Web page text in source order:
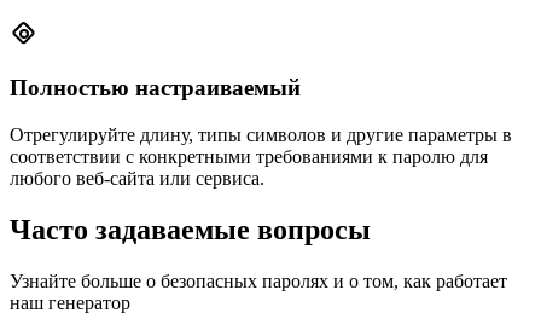
Полностью настраиваемый
Отрегулируйте длину, типы символов и другие параметры в
соответствии с конкретными требованиями к паролю для
любого веб-сайта или сервиса.
Часто задаваемые вопросы
Узнайте больше о безопасных паролях и о том, как работает
наш генератор